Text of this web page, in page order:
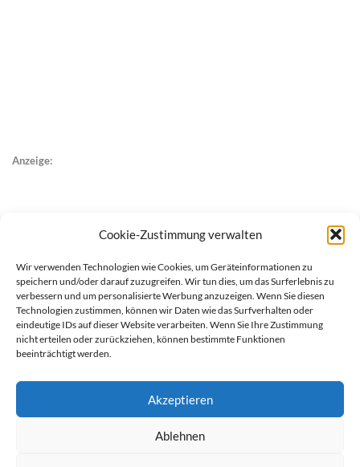
Cookie-Zustimmung verwalten
Wir verwenden Technologien wie Cookies, um Geräteinformationen zu
speichern und/oder darauf zuzugreifen. Wir tun dies, um das Surferlebnis zu
verbessern und um personalisierte Werbung anzuzeigen. Wenn Sie diesen
Technologien zustimmen, können wir Daten wie das Surfverhalten oder
eindeutige IDs auf dieser Website verarbeiten. Wenn Sie Ihre Zustimmung
nicht erteilen oder zurückziehen, können bestimmte Funktionen
beeinträchtigt werden.
Akzeptieren
Ablehnen
Anzeige: